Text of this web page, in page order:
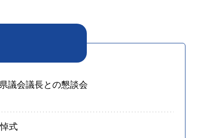
議会議長との懇談会
式